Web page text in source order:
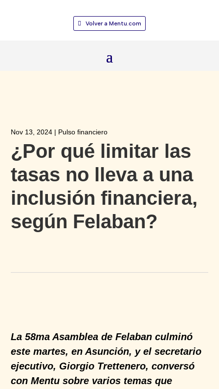
Volver a Mentu.com
Nov 13, 2024 | Pulso financiero
¿Por qué limitar las
tasas no lleva a una
inclusión financiera,
según Felaban?
La 58ma Asamblea de Felaban culminó
este martes, en Asunción, y el secretario
ejecutivo, Giorgio Trettenero, conversó
con Mentu sobre varios temas que